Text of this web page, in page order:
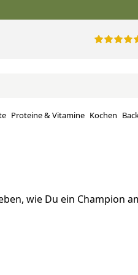
Proteine ​​& Vitamine Kochen
wie Du ein Champion